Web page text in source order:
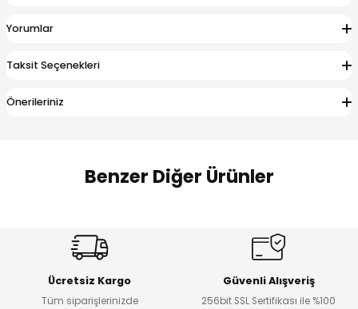
Yorumlar
Taksit Seçenekleri
Önerileriniz
Benzer Diğer Ürünler
Dantelya Kız Çocuk Tişört
Puba Unisex Kot 3’lü Takım
Ücretsiz Kargo
Tüm siparişlerinizde
Güvenli Alışveriş
256bit SSL Sertifikası ile %100